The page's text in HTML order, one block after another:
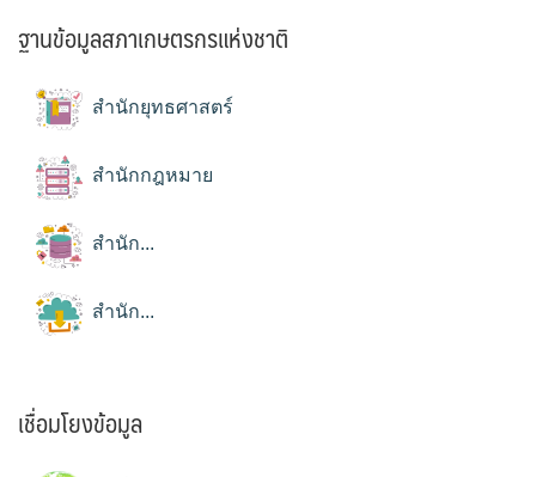
ฐานข้อมูลสภาเกษตรกรแห่งชาติ
สำนักยุทธศาสตร์
สำนักกฎหมาย
สำนัก...
สำนัก...
เชื่อมโยงข้อมูล